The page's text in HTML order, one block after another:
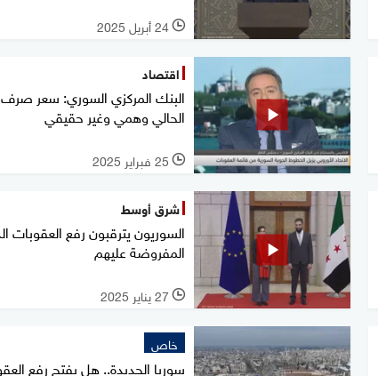
l 24 أبريل 2025
اقتصاد
البنك المركزي السوري: سعر صرف
الحالي وهمي وغير حقيقي
l 25 فبراير 2025
شرق أوسط
السوريون يترقبون رفع العقوبات
المفروضة عليهم
l 27 يناير 2025
خاص
سوريا الجديدة.. هل يفتح رفع